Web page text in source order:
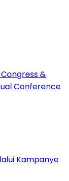
&
Conference
Kampanye